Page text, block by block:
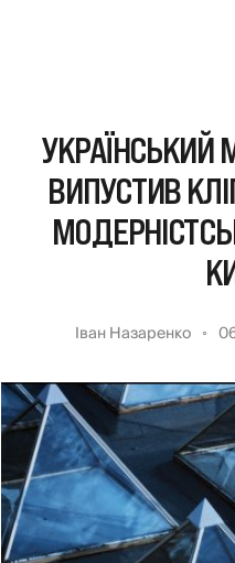
УКРАЇНСЬКИЙ
ВИПУСТИВ
Іван Назаренко